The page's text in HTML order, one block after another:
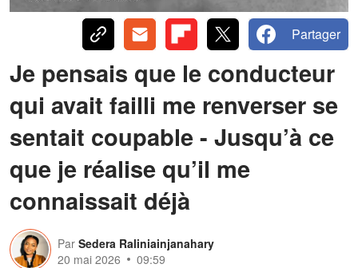
Partager
Je pensais que le conducteur
qui avait failli me renverser se
sentait coupable - Jusqu’à ce
que je réalise qu’il me
connaissait déjà
Par Sedera Raliniainjanahary
20 mai 2026
09:59